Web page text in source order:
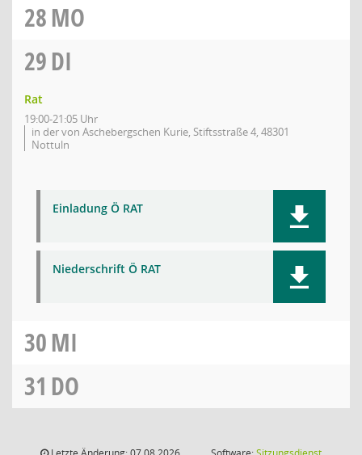
28MO
29DI
Rat
19:00-21:05 Uhr
in der von Aschebergschen Kurie, Stiftsstraße 4, 48301
Nottuln
Einladung Ö RAT
Niederschrift Ö RAT
30MI
31 DO